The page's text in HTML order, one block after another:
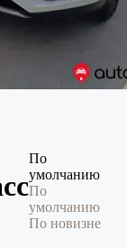
По
умолчанию
По
умолчанию
По новизне